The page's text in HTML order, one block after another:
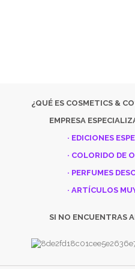
¿QUÉ ES COSMETICS &
EMPRESA
· EDICIONES
· COLORIDO DE
· PERFUMES
· ARTÍCULOS
SI NO ENCUENTRAS